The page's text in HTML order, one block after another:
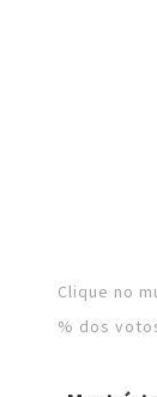
Clique no
% dos